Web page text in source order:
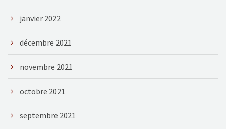
janvier 2022
décembre 2021
novembre 2021
octobre 2021
septembre 2021